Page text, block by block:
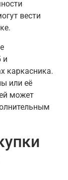
вести
и
каркасника.
или её
может